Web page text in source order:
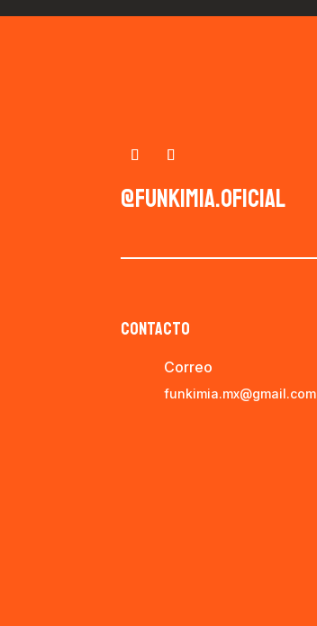
@funkimia.oficial
CONTACTO
Correo
funkimia.mx@gmail.com